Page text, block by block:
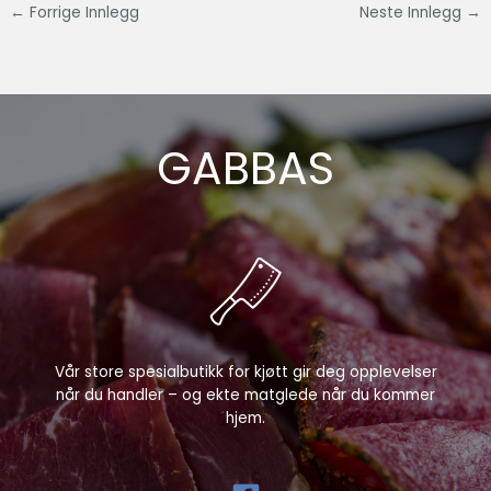
← Forrige Innlegg Neste Innlegg →
GABBAS
Vår store spesialbutikk for kjøtt gir deg opplevelser
når du handler – og ekte matglede når du kommer
hjem.